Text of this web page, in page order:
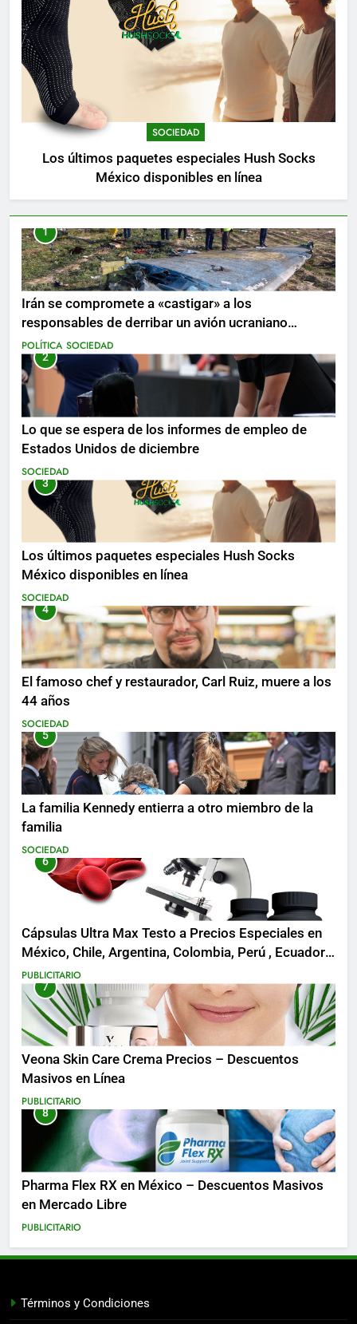
SOCIEDAD
Los últimos paquetes especiales Hush Socks
México disponibles en línea
1
Irán se compromete a «castigar» a los
responsables de derribar un avión ucraniano
mientras se realizan arrestos
POLÍTICA SOCIEDAD
2
Lo que se espera de los informes de empleo de
Estados Unidos de diciembre
SOCIEDAD
3
Los últimos paquetes especiales Hush Socks
México disponibles en línea
SOCIEDAD
4
El famoso chef y restaurador, Carl Ruiz, muere a los
44 años
SOCIEDAD
5
La familia Kennedy entierra a otro miembro de la
familia
SOCIEDAD
6
Cápsulas Ultra Max Testo a Precios Especiales en
México, Chile, Argentina, Colombia, Perú , Ecuador,
Costa Rica y Más
PUBLICITARIO
7
Veona Skin Care Crema Precios – Descuentos
Masivos en Línea
PUBLICITARIO
8
Pharma Flex RX en México – Descuentos Masivos
en Mercado Libre
PUBLICITARIO
Términos y Condiciones